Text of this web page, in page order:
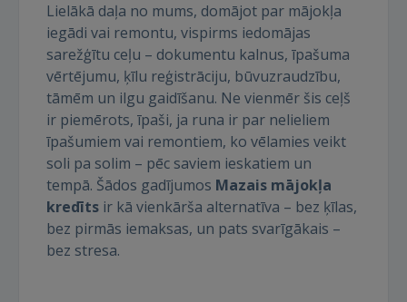
Lielākā daļa no mums, domājot par mājokļa
iegādi vai remontu, vispirms iedomājas
sarežģītu ceļu – dokumentu kalnus, īpašuma
vērtējumu, ķīlu reģistrāciju, būvuzraudzību,
tāmēm un ilgu gaidīšanu. Ne vienmēr šis ceļš
ir piemērots, īpaši, ja runa ir par nelieliem
īpašumiem vai remontiem, ko vēlamies veikt
soli pa solim – pēc saviem ieskatiem un
tempā. Šādos gadījumos Mazais mājokļa
kredīts ir kā vienkārša alternatīva – bez ķīlas,
bez pirmās iemaksas, un pats svarīgākais –
bez stresa.